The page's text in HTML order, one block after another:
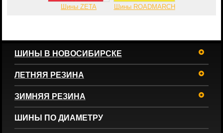
Шины ZETA Шины ROADMARCH
ШИНЫ В НОВОСИБИРСКЕ
ЛЕТНЯЯ РЕЗИНА
ЗИМНЯЯ РЕЗИНА
ШИНЫ ПО ДИАМЕТРУ